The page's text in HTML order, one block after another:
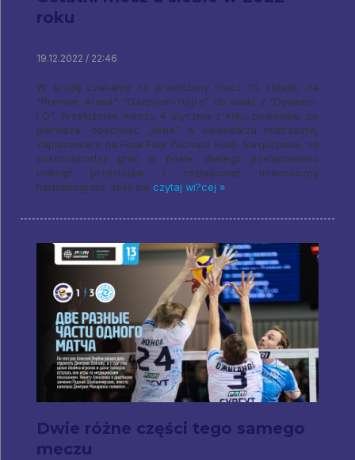
roku
19.12.2022 / 22:46
W środę czekamy na przełożony mecz 15. kolejki, na
"Premier Arena" "Gazprom-Yugra" do walki z "Dynamo-
LO". Przełożenie meczu 4 stycznia z kilku powodów. po
pierwsze, obecność „okna” w kalendarzu mistrzostw,
zaplanowano na Final Four Pucharu Rosji. Surgucjanie, no
sosnovobortsy grać w finale, dlatego postanowiono
uniknąć przestojów i rozładować noworoczny
harmonogram. Jeśli nie czytaj wi?cej »
Dwie różne części tego samego
meczu